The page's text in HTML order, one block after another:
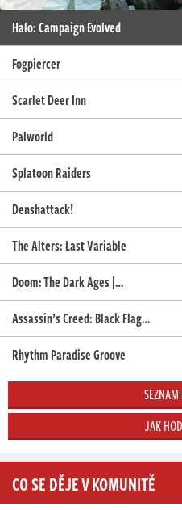
Halo: Campaign Evolved
Fogpiercer
Scarlet Deer Inn
Palworld
Splatoon Raiders
Denshattack!
The Alters: Last Variable
Doom: The Dark Ages |…
Assassin’s Creed: Black Flag…
Rhythm Paradise Groove
JAK
CO SE DĚJE V KOMUNITĚ